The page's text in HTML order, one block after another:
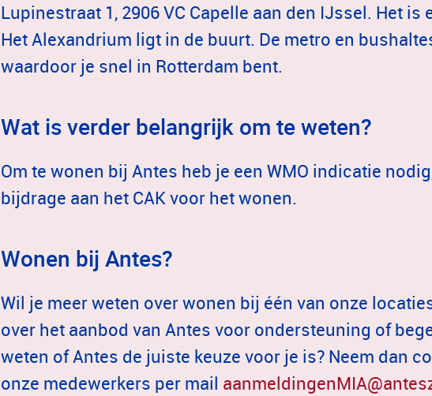
Lupinestraat 1, 2906 VC Capelle aan den IJssel. Het
Het Alexandrium ligt in de buurt. De metro en
waardoor je snel in Rotterdam bent.
Wat is verder belangrijk om te weten?
Om te wonen bij Antes heb je een WMO indicatie
bijdrage aan het CAK voor het wonen.
Wonen bij Antes?
Wil je meer weten over wonen bij één van onze
over het aanbod van Antes voor ondersteuning of
weten of Antes de juiste keuze voor je is? Neem dan
onze medewerkers per mail